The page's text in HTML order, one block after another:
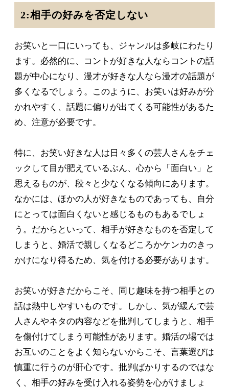
2:相手の好みを否定しない
お笑いと一口にいっても、ジャンルは多岐にわたり
ます。必然的に、コントが好きな人ならコントの話
題が中心になり、漫才が好きな人なら漫才の話題が
多くなるでしょう。このように、お笑いは好みが分
かれやすく、話題に偏りが出てくる可能性があるた
め、注意が必要です。
特に、お笑い好きな人は日々多くの芸人さんをチェ
ックして目が肥えているぶん、心から「面白い」と
思えるものが、段々と少なくなる傾向にあります。
なかには、ほかの人が好きなものであっても、自分
にとっては面白くないと感じるものもあるでしょ
う。だからといって、相手が好きなものを否定して
しまうと、婚活で親しくなるどころかケンカのきっ
かけになり得るため、気を付ける必要があります。
お笑いが好きだからこそ、同じ趣味を持つ相手との
話は熱中しやすいものです。しかし、気が緩んで芸
人さんやネタの内容などを批判してしまうと、相手
を傷付けてしまう可能性があります。婚活の場では
お互いのことをよく知らないからこそ、言葉選びは
慎重に行うのが肝心です。批判ばかりするのではな
く、相手の好みを受け入れる姿勢を心がけましょ